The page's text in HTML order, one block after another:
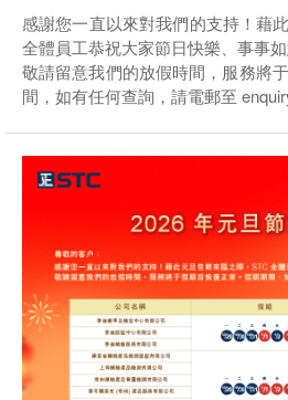
感謝您一直以來對我們的支持！藉
全體員工恭祝大家節日快樂、事事如
敬請留意我們的放假時間，服務將
間，如有任何查詢，請電郵至